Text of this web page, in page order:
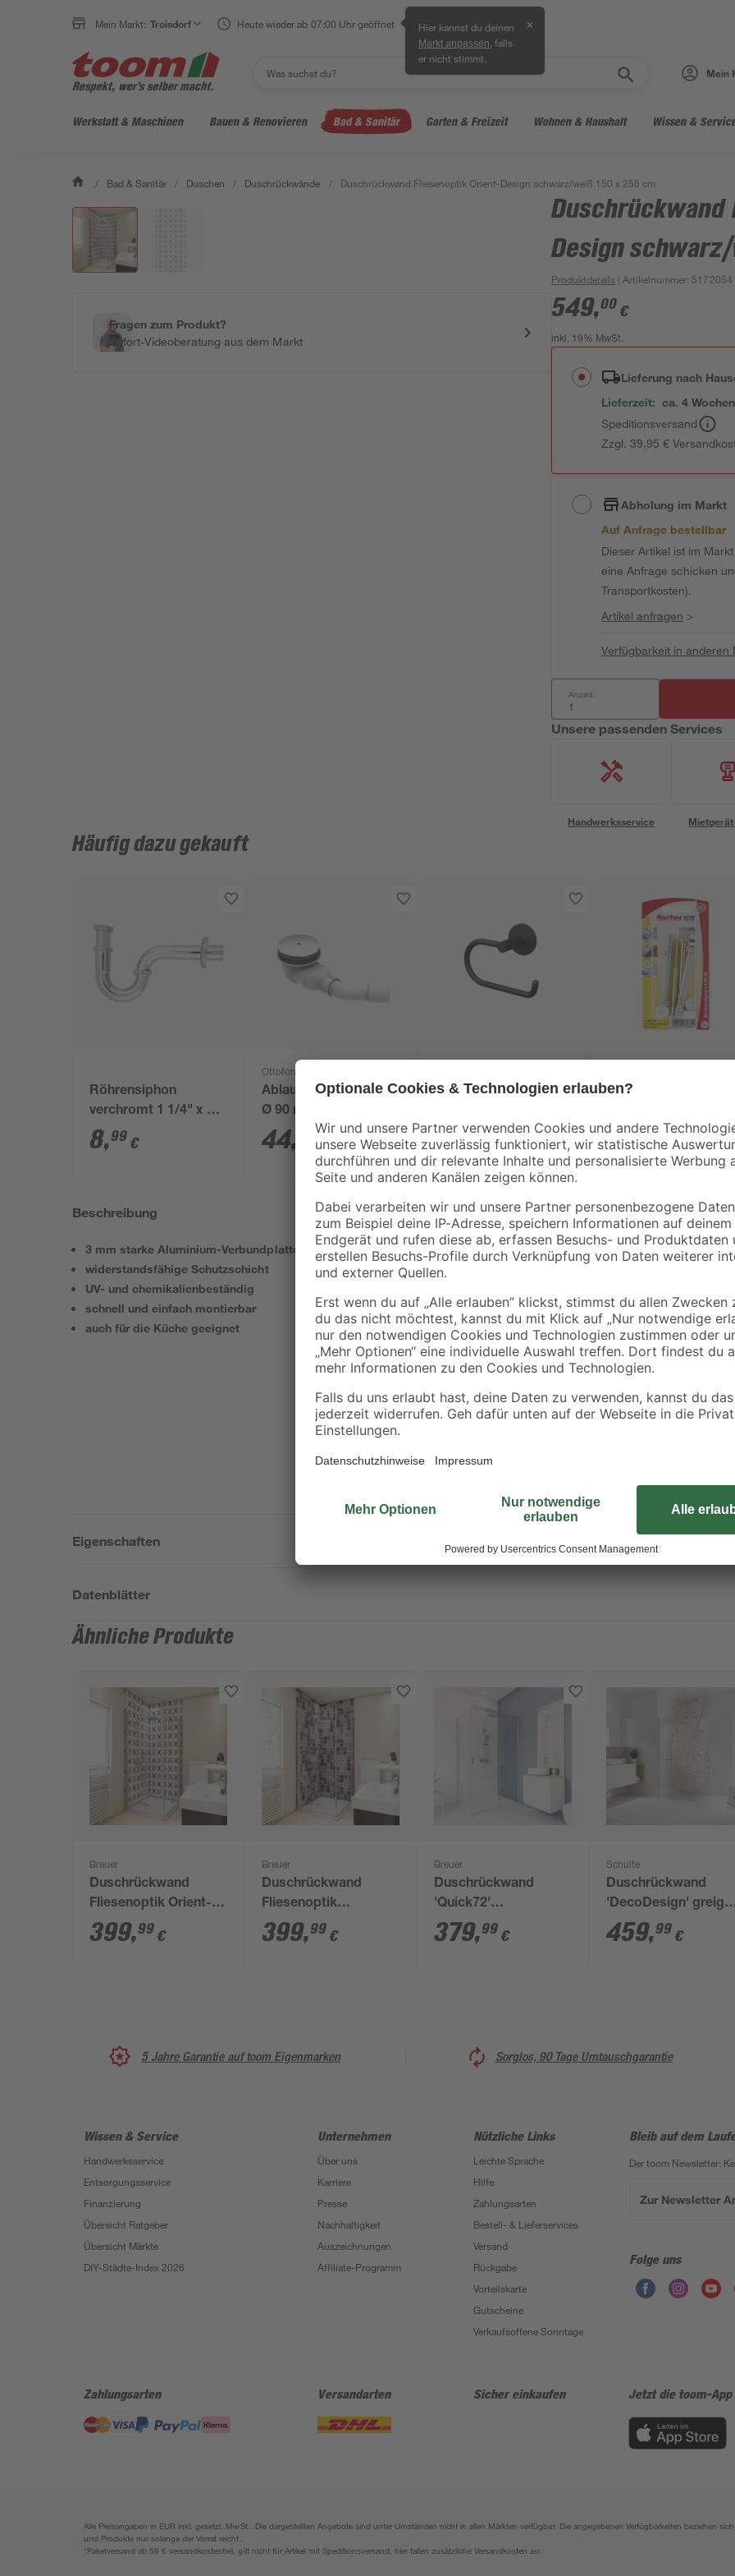
Mein Markt: Troisdorf Heute wieder ab 07:00 Uhr geöffnet Hier kannst du deinen
Markt anpassen , falls
er nicht stimmt.
✕
Mein
Werkstatt & Maschinen Bauen & Renovieren Bad & Sanitär Garten & Freizeit Wohnen & Haushalt Wissen &
/ Bad & Sanitär / Duschen / Duschrückwände / Duschrückwand Fliesenoptik Orient-Design schwarz/weiß 150 x 255 cm
Fragen zum Produkt?
Sofort-Videoberatung aus dem Markt
Design
Produktdetails | Artikelnummer: 5172054
549,00 €
inkl. 19% MwSt.
Lieferung nach
Lieferzeit: ca. 4 Wochen
Speditionsversand
Zzgl. 39,95 €
Abholung im Markt
Auf Anfrage bestellbar
Dieser Artikel ist im
eine Anfrage schicken
Transportkosten).
Artikel anfragen >
Verfügbarkeit in anderen
Anzahl:
Unsere passenden Services
Handwerksservice
Häufig dazu gekauft
Röhrensiphon
verchromt 1 1/4" x 32
mm
8,99 €
Ottofond
Ablaufgarnitur 'Tasso'
Ø 90 mm
44, €
Toilettenpapierhalter
schwarz
12,49€
fischer WC-
80 2 Stück
4,09€
Beschreibung
3 mm starke Aluminium-Verbundplatte
widerstandsfähige Schutzschicht
UV- und chemikalienbeständig
schnell und einfach montierbar
auch für die Küche geeignet
Badmodernisierung leicht
Dusche ersetzen, oder deinem
Glanz verleihen möchtest, mit
Handumdrehen! Die
verschiedenen Designs erhältlich
Küche, einsetzbar. Außerdem
weshalb sie auch für den
Schutzschicht macht die
Sandwichtechnologie sind die
einem schwarzen Polyethylen-
beschichtet ist. Die Bearbeitung
Metallbearbeitungsmaschinen
grundierter Gipskartonplatte. Es
mm und 1500 x 2550 mm
Größen miteinander kombiniert
Eigenschaften
Datenblätter
Ähnliche Produkte
Breuer
Duschrückwand
Fliesenoptik Orient-
Design schwarz/weiß
100 x 255 cm
399,99 €
Breuer
Duschrückwand
Fliesenoptik
Marokko-Design
grau/weiß 100 x 255
399,99 €
Breuer
Duschrückwand
'Quick72'
Marmoroptik weiß
100 x 210 cm
379,99 €
Schulte
Duschrückwand
'DecoDesign' greige
100 x 255 cm
459,99 €
5 Jahre Garantie auf toom Eigenmarken Sorglos, 90 Tage Umtauschgarantie
Wissen & Service
Handwerksservice
Entsorgungsservice
Finanzierung
Übersicht Ratgeber
Übersicht Märkte
DIY-Städte-Index 2026
Unternehmen
Über uns
Karriere
Presse
Nachhaltigkeit
Auszeichnungen
Affiliate-Programm
Nützliche Links
Leichte Sprache
Hilfe
Zahlungsarten
Bestell- & Lieferservices
Versand
Rückgabe
Vorteilskarte
Gutscheine
Verkaufsoffene Sonntage
Bleib auf dem
Der toom Newsletter:
Zur Newsletter
Folge uns
Zahlungsarten Versandarten Sicher einkaufen Jetzt die toom-
Alle Preisangaben in EUR inkl. gesetzl. MwSt.. Die dargestellten Angebote sind unter Umständen nicht in allen Märkten verfügbar. Die angegebenen Verfügbarkeiten beziehen
und Produkte nur solange der Vorrat reicht.
*Paketversand ab 59 € versandkostenfrei, gilt nicht für Artikel mit Speditionsversand, hier fallen zusätzliche Versandkosten an.